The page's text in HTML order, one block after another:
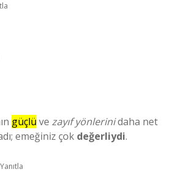
güçlü ve zayıf yönlerinidaha net
emeğiniz çok değerliydi.
Yanıtla